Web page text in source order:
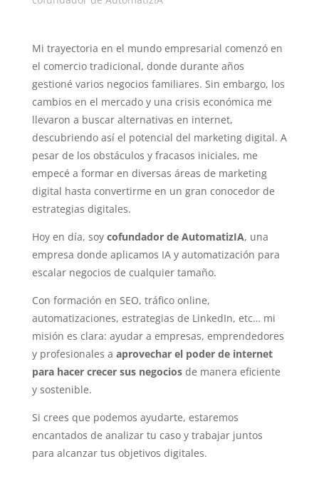
Mi trayectoria en el mundo empresarial comenzó en
el comercio tradicional, donde durante años
gestioné varios negocios familiares. Sin embargo, los
cambios en el mercado y una crisis económica me
llevaron a buscar alternativas en internet,
descubriendo así el potencial del marketing digital. A
pesar de los obstáculos y fracasos iniciales, me
empecé a formar en diversas áreas de marketing
digital hasta convertirme en un gran conocedor de
estrategias digitales.
Hoy en día, soy cofundador de AutomatizIA, una
empresa donde aplicamos IA y automatización para
escalar negocios de cualquier tamaño.
Con formación en SEO, tráfico online,
automatizaciones, estrategias de LinkedIn, etc… mi
misión es clara: ayudar a empresas, emprendedores
y profesionales a aprovechar el poder de internet
para hacer crecer sus negociosde manera eficiente
y sostenible.
Si crees que podemos ayudarte, estaremos
encantados de analizar tu caso y trabajar juntos
para alcanzar tus objetivos digitales.